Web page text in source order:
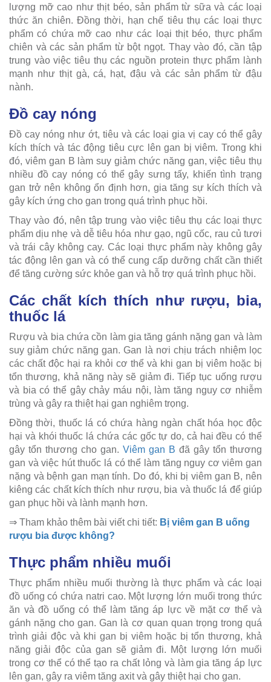
lượng mỡ cao như thịt béo, sản phẩm từ sữa và các loại
thức ăn chiên. Đồng thời, hạn chế tiêu thụ các loại thực
phẩm có chứa mỡ cao như các loại thịt béo, thực phẩm
chiên và các sản phẩm từ bột ngọt. Thay vào đó, cần tập
trung vào việc tiêu thụ các nguồn protein thực phẩm lành
mạnh như thịt gà, cá, hạt, đậu và các sản phẩm từ đậu
nành.
Đồ cay nóng
Đồ cay nóng như ớt, tiêu và các loại gia vị cay có thể gây
kích thích và tác động tiêu cực lên gan bị viêm. Trong khi
đó, viêm gan B làm suy giảm chức năng gan, việc tiêu thụ
nhiều đồ cay nóng có thể gây sưng tấy, khiến tình trạng
gan trở nên không ổn định hơn, gia tăng sự kích thích và
gây kích ứng cho gan trong quá trình phục hồi.
Thay vào đó, nên tập trung vào việc tiêu thụ các loại thực
phẩm dịu nhẹ và dễ tiêu hóa như gạo, ngũ cốc, rau củ tươi
và trái cây không cay. Các loại thực phẩm này không gây
tác động lên gan và có thể cung cấp dưỡng chất cần thiết
để tăng cường sức khỏe gan và hỗ trợ quá trình phục hồi.
Các chất kích thích như rượu, bia,
thuốc lá
Rượu và bia chứa cồn làm gia tăng gánh nặng gan và làm
suy giảm chức năng gan. Gan là nơi chịu trách nhiệm lọc
các chất độc hại ra khỏi cơ thể và khi gan bị viêm hoặc bị
tổn thương, khả năng này sẽ giảm đi. Tiếp tục uống rượu
và bia có thể gây chảy máu nội, làm tăng nguy cơ nhiễm
trùng và gây ra thiệt hại gan nghiêm trọng.
Đồng thời, thuốc lá có chứa hàng ngàn chất hóa học độc
hại và khói thuốc lá chứa các gốc tự do, cả hai đều có thể
gây tổn thương cho gan. Viêm gan B đã gây tổn thương
gan và việc hút thuốc lá có thể làm tăng nguy cơ viêm gan
nặng và bệnh gan mạn tính. Do đó, khi bị viêm gan B, nên
kiêng các chất kích thích như rượu, bia và thuốc lá để giúp
gan phục hồi và lành mạnh hơn.
⇒ Tham khảo thêm bài viết chi tiết: Bị viêm gan B uống
rượu bia được không?
Thực phẩm nhiều muối
Thực phẩm nhiều muối thường là thực phẩm và các loại
đồ uống có chứa natri cao. Một lượng lớn muối trong thức
ăn và đồ uống có thể làm tăng áp lực về mặt cơ thể và
gánh nặng cho gan. Gan là cơ quan quan trọng trong quá
trình giải độc và khi gan bị viêm hoặc bị tổn thương, khả
năng giải độc của gan sẽ giảm đi. Một lượng lớn muối
trong cơ thể có thể tạo ra chất lỏng và làm gia tăng áp lực
lên gan, gây ra viêm tăng axit và gây thiệt hại cho gan.